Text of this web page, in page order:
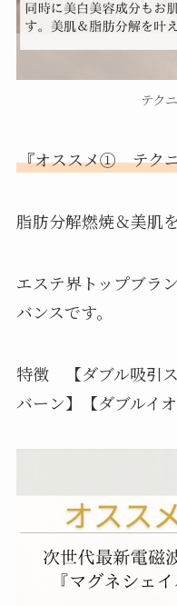
テク
『オススメ① テク
脂肪分解燃焼＆美肌
エステ界トップブラ
バンスです。
特徴 【ダブル吸引
バーン】【ダブルイオ